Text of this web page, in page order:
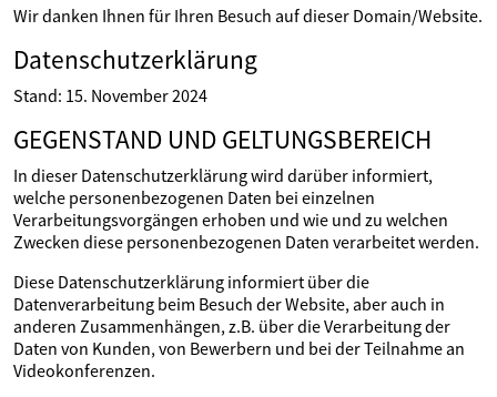
Wir danken Ihnen für Ihren Besuch auf dieser Domain/Website.
Datenschutzerklärung
Stand: 15. November 2024
GEGENSTAND UND GELTUNGSBEREICH
In dieser Datenschutzerklärung wird darüber informiert,
welche personenbezogenen Daten bei einzelnen
Verarbeitungsvorgängen erhoben und wie und zu welchen
Zwecken diese personenbezogenen Daten verarbeitet werden.
Diese Datenschutzerklärung informiert über die
Datenverarbeitung beim Besuch der Website, aber auch in
anderen Zusammenhängen, z.B. über die Verarbeitung der
Daten von Kunden, von Bewerbern und bei der Teilnahme an
Videokonferenzen.